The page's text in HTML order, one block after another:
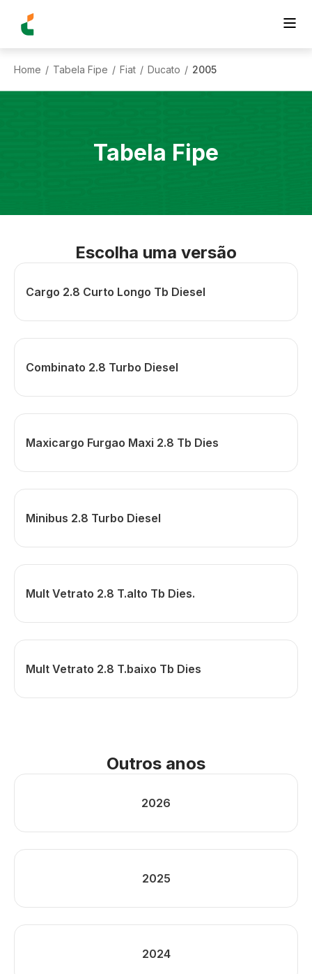
Home / Tabela Fipe / Fiat / Ducato / 2005
Tabela Fipe
Escolha uma versão
Cargo 2.8 Curto Longo Tb Diesel
Combinato 2.8 Turbo Diesel
Maxicargo Furgao Maxi 2.8 Tb Dies
Minibus 2.8 Turbo Diesel
Mult Vetrato 2.8 T.alto Tb Dies.
Mult Vetrato 2.8 T.baixo Tb Dies
Outros anos
2026
2025
2024